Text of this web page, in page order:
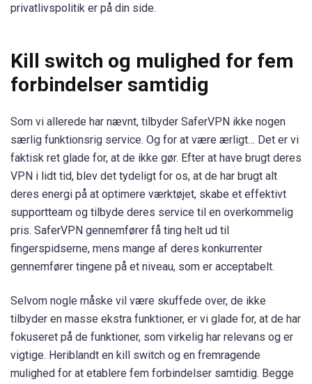
privatlivspolitik er på din side.
Kill switch og mulighed for fem
forbindelser samtidig
Som vi allerede har nævnt, tilbyder SaferVPN ikke nogen
særlig funktionsrig service. Og for at være ærligt… Det er vi
faktisk ret glade for, at de ikke gør. Efter at have brugt deres
VPN i lidt tid, blev det tydeligt for os, at de har brugt alt
deres energi på at optimere værktøjet, skabe et effektivt
supportteam og tilbyde deres service til en overkommelig
pris. SaferVPN gennemfører få ting helt ud til
fingerspidserne, mens mange af deres konkurrenter
gennemfører tingene på et niveau, som er acceptabelt.
Selvom nogle måske vil være skuffede over, de ikke
tilbyder en masse ekstra funktioner, er vi glade for, at de har
fokuseret på de funktioner, som virkelig har relevans og er
vigtige. Heriblandt en kill switch og en fremragende
mulighed for at etablere fem forbindelser samtidig. Begge